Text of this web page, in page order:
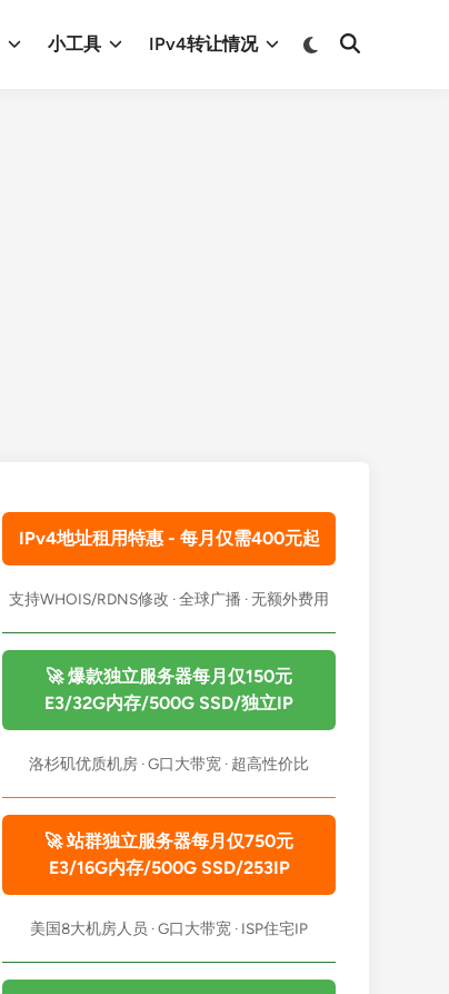
小工具 IPv4转让情况
Switch
Open
IPv4地址租用特惠 - 每月仅需400元起
支持WHOIS/RDNS修改 · 全球广播 · 无额外费用
🚀 爆款独立服务器每月仅150元
E3/32G内存/500G SSD/独立IP
洛杉矶优质机房 · G口大带宽 · 超高性价比
🚀 站群独立服务器每月仅750元
E3/16G内存/500G SSD/253IP
美国8大机房人员 · G口大带宽 · ISP住宅IP